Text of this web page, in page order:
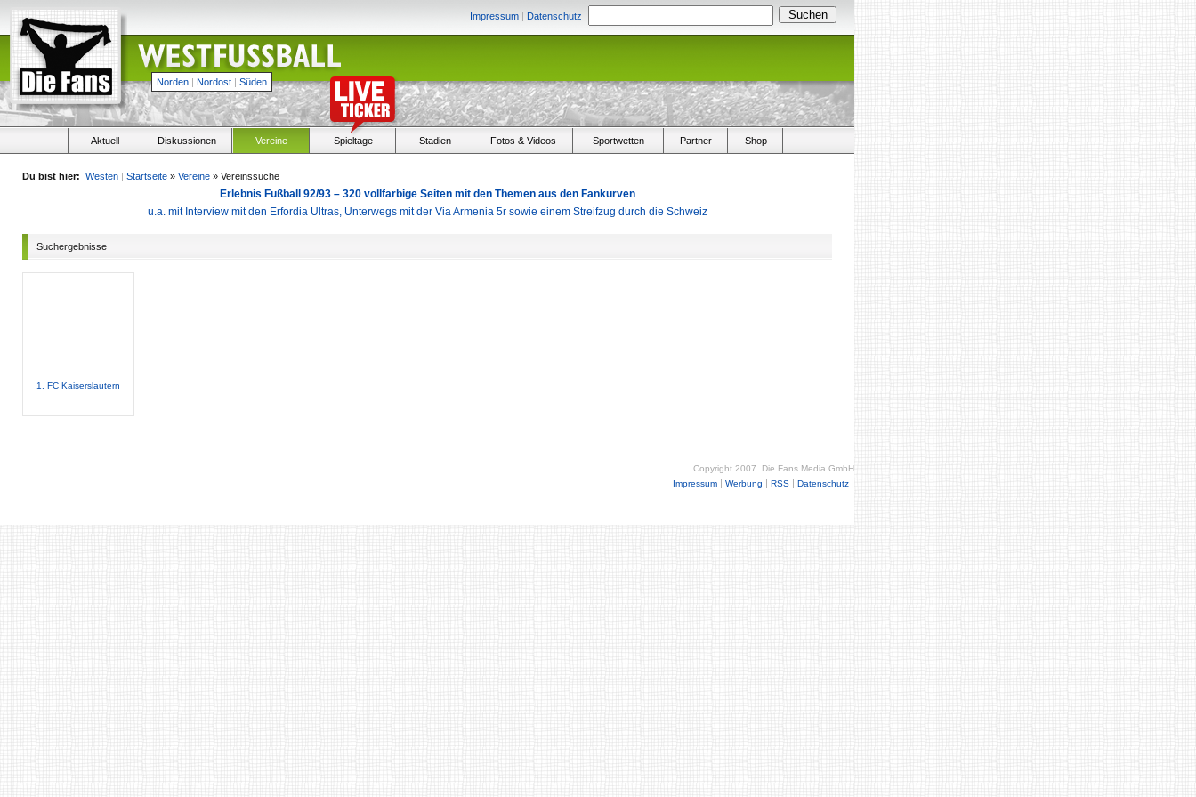
Impressum | Datenschutz
Norden | Nordost | Süden
Aktuell Diskussionen Vereine Spieltage Stadien Fotos & Videos Sportwetten Partner Shop
Du bist hier: Westen | Startseite » Vereine » Vereinssuche
Erlebnis Fußball 92/93 – 320 vollfarbige Seiten mit den Themen aus den Fankurven
u.a. mit Interview mit den Erfordia Ultras, Unterwegs mit der Via Armenia 5r sowie einem Streifzug durch die Schweiz
Suchergebnisse
1. FC Kaiserslautern
Copyright 2007 Die Fans Media GmbH
Impressum | Werbung | RSS | Datenschutz |